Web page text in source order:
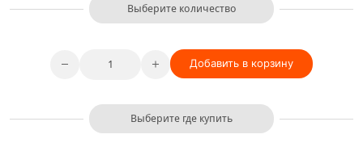
Выберите количество
Добавить в корзину
Выберите где купить